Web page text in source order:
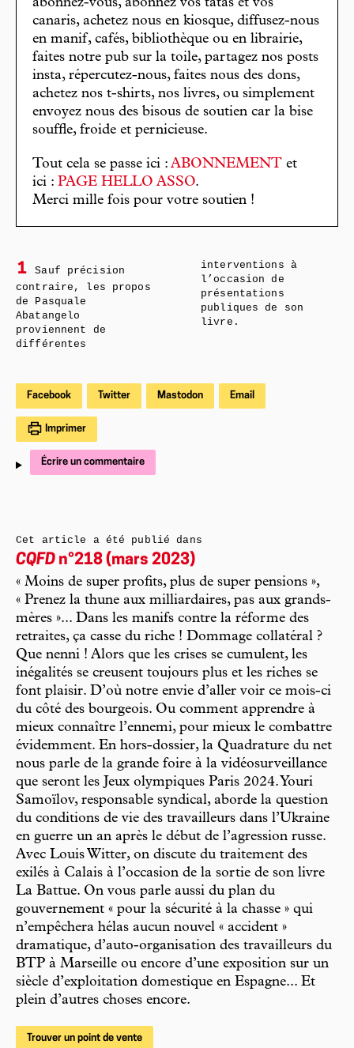
canaris, achetez nous en kiosque, diffusez-nous
en manif, cafés, bibliothèque ou en librairie,
faites notre pub sur la toile, partagez nos posts
insta, répercutez-nous, faites nous des dons,
achetez nos t-shirts, nos livres, ou simplement
envoyez nous des bisous de soutien car la bise
souffle, froide et pernicieuse.
Tout cela se passe ici : ABONNEMENT et
ici : PAGE HELLO ASSO.
Merci mille fois pour votre soutien !
1
Sauf précision
contraire, les propos
de Pasquale
Abatangelo
proviennent de
différentes
interventions à
l’occasion de
présentations
publiques de son
livre.
Facebook Twitter Mastodon Email
Imprimer
Écrire un commentaire
Cet article a été publié dans
CQFD n°218 (mars 2023)
« Moins de super profits, plus de super pensions »,
« Prenez la thune aux milliardaires, pas aux grands-
mères »... Dans les manifs contre la réforme des
retraites, ça casse du riche ! Dommage collatéral ?
Que nenni ! Alors que les crises se cumulent, les
inégalités se creusent toujours plus et les riches se
font plaisir. D’où notre envie d’aller voir ce mois-ci
du côté des bourgeois. Ou comment apprendre à
mieux connaître l’ennemi, pour mieux le combattre
évidemment. En hors-dossier, la Quadrature du net
nous parle de la grande foire à la vidéosurveillance
que seront les Jeux olympiques Paris 2024. Youri
Samoïlov, responsable syndical, aborde la question
du conditions de vie des travailleurs dans l’Ukraine
en guerre un an après le début de l’agression russe.
Avec Louis Witter, on discute du traitement des
exilés à Calais à l’occasion de la sortie de son livre
La Battue. On vous parle aussi du plan du
gouvernement « pour la sécurité à la chasse » qui
n’empêchera hélas aucun nouvel « accident »
dramatique, d’auto-organisation des travailleurs du
BTP à Marseille ou encore d’une exposition sur un
siècle d’exploitation domestique en Espagne... Et
plein d’autres choses encore.
Trouver un point de vente